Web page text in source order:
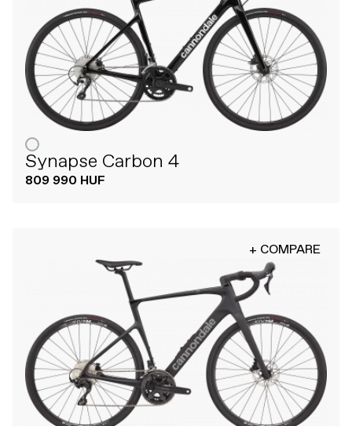
Synapse Carbon 4
809 990 HUF
+ COMPARE